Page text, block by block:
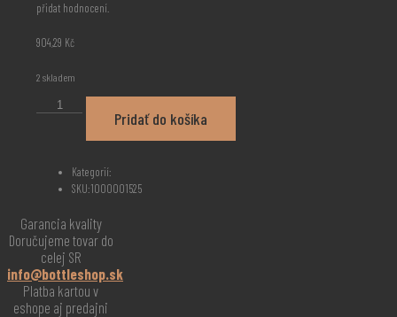
přidat hodnocení.
904,29 Kč
2 skladem
Glenfarclas
množství
Pridať do košíka
Kategorií:
SKU:1000001525
Garancia kvality
Doručujeme tovar do
celej SR
info@bottleshop.sk
Platba kartou v
eshope aj predajni